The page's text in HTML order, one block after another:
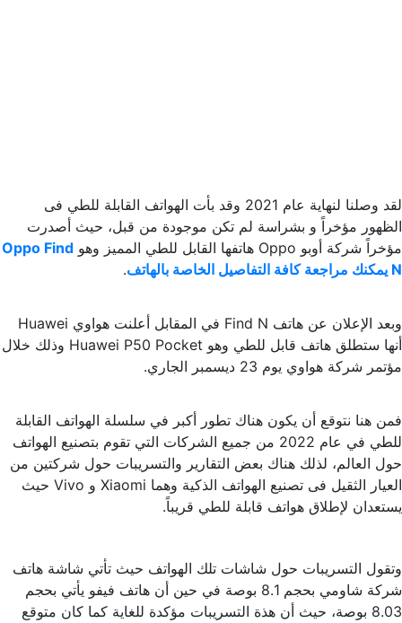
لقد وصلنا لنهاية عام 2021 وقد بأت الهواتف القابلة للطي فى
الظهور مؤخراً و بشراسة لم تكن موجودة من قبل، حيث أصدرت
مؤخراً شركة أوبو Oppo هاتفها القابل للطي المميز وهو
Oppo Find
N يمكنك مراجعة كافة التفاصيل الخاصة بالهاتف
.
وبعد الإعلان عن هاتف Find N في المقابل أعلنت هواوي Huawei
أنها ستطلق هاتف قابل للطي وهو Huawei P50 Pocket وذلك خلال
مؤتمر شركة هواوي يوم 23 ديسمبر الجاري.
فمن هنا نتوقع أن يكون هناك تطور أكبر في سلسلة الهواتف القابلة
للطي في عام 2022 من جميع الشركات التي تقوم بتصنيع الهواتف
حول العالم، لذلك هناك بعض التقارير والتسريبات حول شركتين من
العيار الثقيل فى تصنيع الهواتف الذكية وهما Xiaomi و Vivo حيث
يستعدان لإطلاق هواتف قابلة للطي قريباً.
وتقول التسريبات حول شاشات تلك الهواتف حيث تأتي شاشة هاتف
شركة شاومي بحجم 8.1 بوصة في حين أن هاتف فيفو يأتي بحجم
8.03 بوصة، حيث أن هذة التسريبات مؤكدة للغاية كما كان متوقع